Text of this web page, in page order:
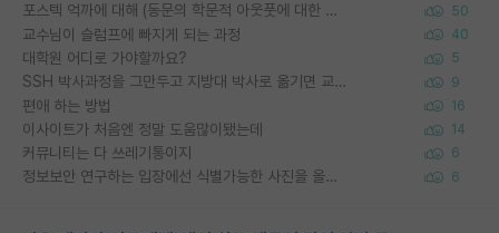
포스텍 억까에 대해 (동문의 학문적 아웃풋에 대한 반박) 50
교수님이 슬럼프에 빠지게 되는 과정 40
대학원 어디로 가야할까요? 5
SSH 박사과정을 그만두고 지방대 박사로 옮기면 교수의 꿈은 끝일까요? 9
편애 하는 방법 16
이사이트가 처음엔 정말 도움많이됐는데 14
커뮤니티는 다 쓰레기통이지 6
정보보안 연구하는 입장에선 식별가능한 사진을 올리는건 비추이긴함 6